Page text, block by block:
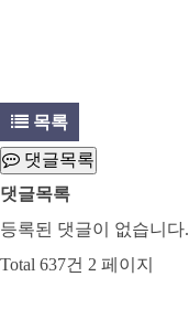
목록
댓글목록
댓글목록
등록된 댓글이 없습니다.
Total 637건 2 페이지